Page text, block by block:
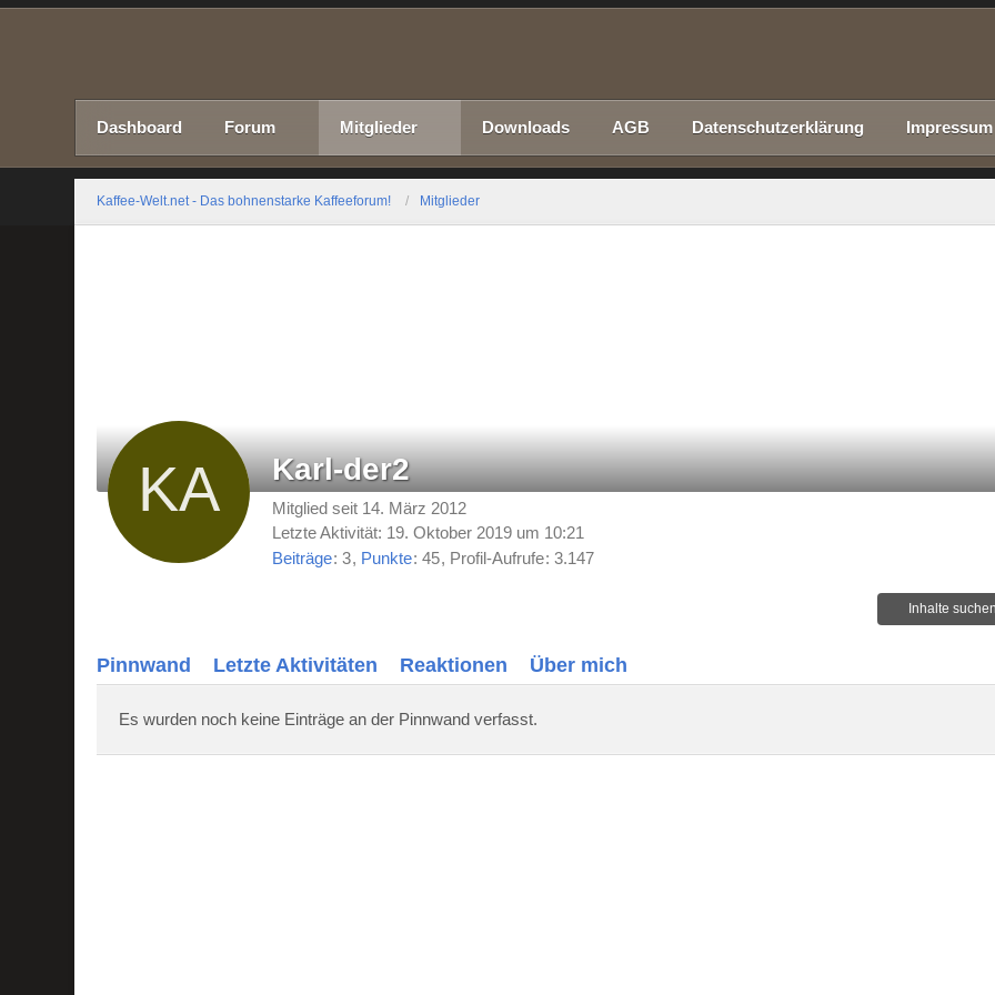
Dashboard Forum Mitglieder Downloads AGB Datenschutzerklärung Impressum
Kaffee-Welt.net - Das bohnenstarke Kaffeeforum! Mitglieder
Karl-der2
Mitglied seit 14. März 2012
Letzte Aktivität: 19. Oktober 2019 um 10:21
Beiträge 3 Punkte 45 Profil-Aufrufe 3.147
Inhalte
Pinnwand Letzte Aktivitäten Reaktionen Über mich
Es wurden noch keine Einträge an der Pinnwand verfasst.